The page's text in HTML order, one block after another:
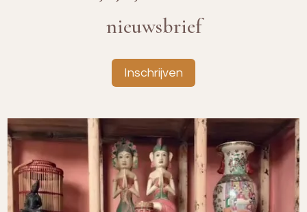
nieuwsbrief
Inschrijven